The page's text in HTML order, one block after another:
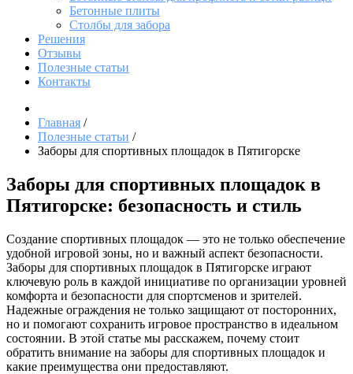
Бетонные плиты
Столбы для забора
Решения
Отзывы
Полезные статьи
Контакты
Главная /
Полезные статьи /
Заборы для спортивных площадок в Пятигорске
Заборы для спортивных площадок в
Пятигорске: безопасность и стиль
Создание спортивных площадок — это не только обеспечение
удобной игровой зоны, но и важный аспект безопасности.
Заборы для спортивных площадок в Пятигорске играют
ключевую роль в каждой инициативе по организации уровней
комфорта и безопасности для спортсменов и зрителей.
Надежные ограждения не только защищают от посторонних,
но и помогают сохранить игровое пространство в идеальном
состоянии. В этой статье мы расскажем, почему стоит
обратить внимание на заборы для спортивных площадок и
какие преимущества они предоставляют.